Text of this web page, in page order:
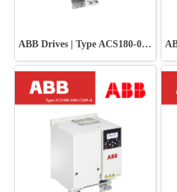
ABB Drives | Type ACS180-04N-01A8-4